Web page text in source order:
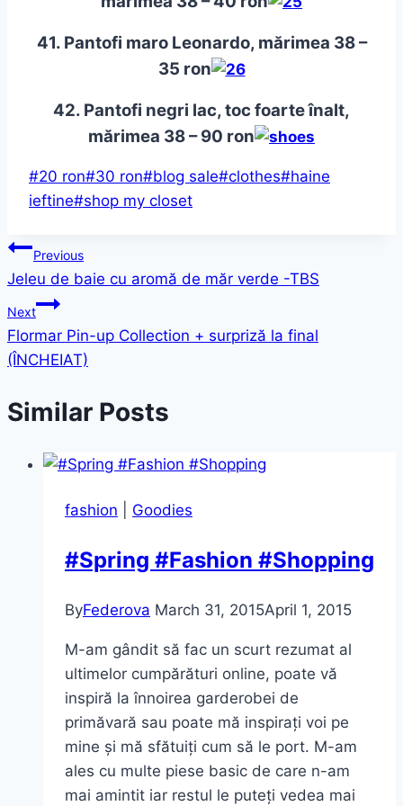
41. Pantofi maro Leonardo, mărimea 38 –
35 ron
42. Pantofi negri lac, toc foarte înalt,
mărimea 38 –90 ron
Post
Tags:
#20 ron#30 ron#blog sale#clothes#haine
ieftine#shop my closet
Post
navigation
Previous
Jeleu de baie cu aromă de măr verde -TBS
Next
Flormar Pin-up Collection + surpriză la final
(ÎNCHEIAT)
Similar Posts
fashion Goodies
#Spring #Fashion #Shopping
ByFederova March 31, 2015April 1, 2015
M-am gândit să fac un scurt rezumat al
ultimelor cumpărături online, poate vă
inspiră la înnoirea garderobei de
primăvară sau poate mă inspirați voi pe
mine și mă sfătuiți cum să le port. M-am
ales cu multe piese basic de care n-am
mai amintit iar restul le puteți vedea mai